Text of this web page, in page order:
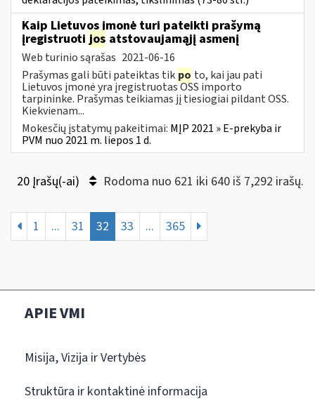
Kaip Lietuvos įmonė turi pateikti prašymą
įregistruoti jos atstovaujamąjį asmenį
Web turinio sąrašas 2021-06-16
Prašymas gali būti pateiktas tik po to, kai jau pati
Lietuvos įmonė yra įregistruotas OSS importo
tarpininke. Prašymas teikiamas jį tiesiogiai pildant OSS.
Kiekvienam...
Mokesčių įstatymų pakeitimai: MĮP 2021 » E-prekyba ir
PVM nuo 2021 m. liepos 1 d.
20 Įrašų(-ai) Rodoma nuo 621 iki 640 iš 7,292 irašų.
1 ... 31 32 33 ... 365
APIE VMI
Misija, Vizija ir Vertybės
Struktūra ir kontaktinė informacija